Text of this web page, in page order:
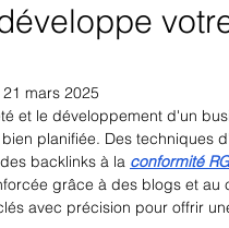
21 mars 2025
et le développement d'un
bien planifiée. Des
backlinks à la conformité
grâce à des blogs et au
avec précision pour offrir